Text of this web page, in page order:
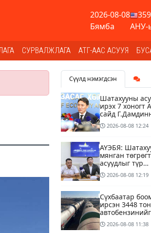
2026-08-08
Бямба
АНУ-
СУРВАЛЖЛАГА АТГ-ААС АСУУЯ
Сүүлд нэмэгдсэн
Шатахууны
ирэх 7 хоногт
сайд
д томилолтоор
2026-08-08 12:24
АҮЭБЯ:
мянган
асуудлыг түр
хойшлууллаа
2026-08-08 12:19
Сүхбаатар
ирсэн 3448
автобензинийг
агуулахуудад
ажлыг зохион
2026-08-08 11:38